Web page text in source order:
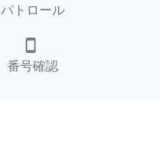
パトロール
smartphone
番号確認